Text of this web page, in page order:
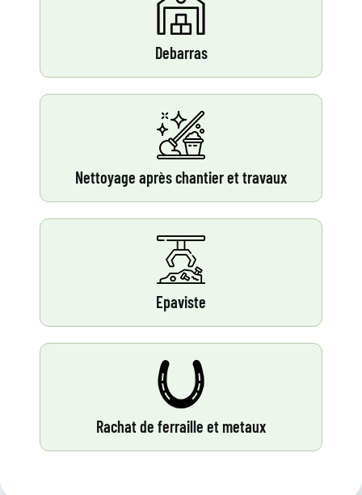
Debarras
Nettoyage après chantier et travaux
Epaviste
Rachat de ferraille et metaux